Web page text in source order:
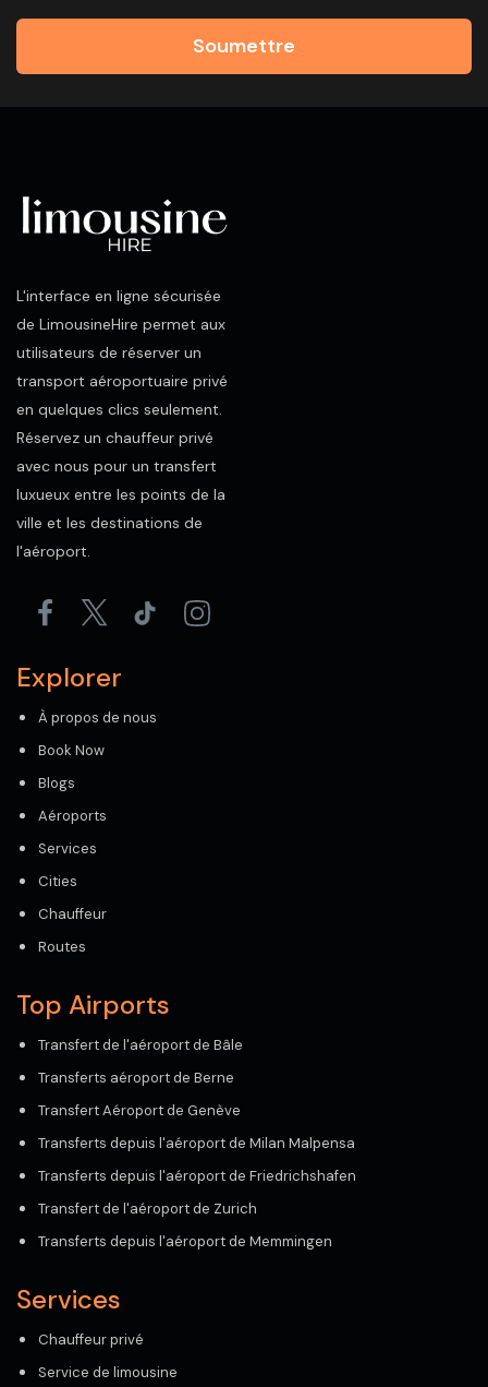
Soumettre
L'interface en ligne sécurisée
de LimousineHire permet aux
utilisateurs de réserver un
transport aéroportuaire privé
en quelques clics seulement.
Réservez un chauffeur privé
avec nous pour un transfert
luxueux entre les points de la
ville et les destinations de
l'aéroport.
Explorer
À propos de nous
Book Now
Blogs
Aéroports
Services
Cities
Chauffeur
Routes
Top Airports
Transfert de l'aéroport de Bâle
Transferts aéroport de Berne
Transfert Aéroport de Genève
Transferts depuis l'aéroport de Milan Malpensa
Transferts depuis l'aéroport de Friedrichshafen
Transfert de l'aéroport de Zurich
Transferts depuis l'aéroport de Memmingen
Services
Chauffeur privé
Service de limousine